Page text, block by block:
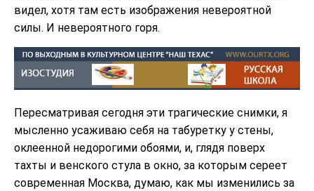
видел, хотя там есть изображения невероятной
силы. И невероятного горя.
Пересматривая сегодня эти трагические снимки, я
мысленно усаживаю себя на табуретку у стены,
оклеенной недорогими обоями, и, глядя поверх
тахты и венского стула в окно, за которым сереет
современная Москва, думаю, как мы изменились за